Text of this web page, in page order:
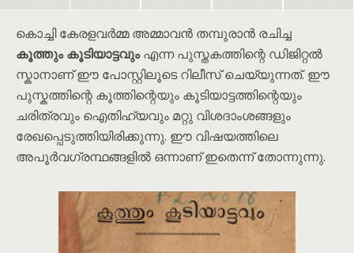
കൊച്ചി കേരളവർമ്മ അമ്മാവൻ തമ്പുരാൻ രചിച്ച
കൂത്തും കൂടിയാട്ടവുംഎന്ന പുസ്തകത്തിന്റെ ഡിജിറ്റൽ
സ്കാനാണ് ഈ പോസ്റ്റിലൂടെ റിലീസ് ചെയ്യുന്നത്. ഈ
പുസ്കത്തിന്റെ കൂത്തിന്റെയും കൂടിയാട്ടത്തിന്റെയും
ചരിത്രവും ഐതിഹ്യവും മറ്റു വിശദാംശങ്ങളും
രേഖപ്പെടുത്തിയിരിക്കുന്നു. ഈ വിഷയത്തിലെ
അപൂർവഗ്രന്ഥങ്ങളിൽ ഒന്നാണ് ഇതെന്ന് തോന്നുന്നു.